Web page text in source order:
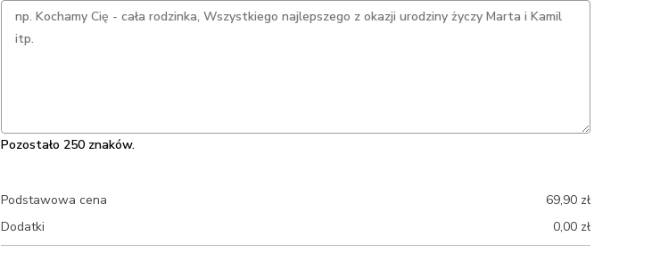
Pozostało 250 znaków.
Podstawowa cena 69,90 zł
Dodatki
0,00 zł